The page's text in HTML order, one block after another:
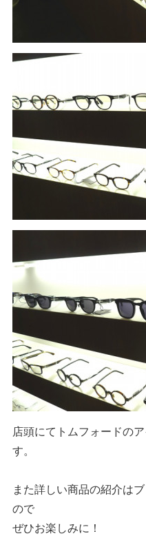
店頭にてトムフォードの
す。
また詳しい商品の紹介は
ので
ぜひお楽しみに！